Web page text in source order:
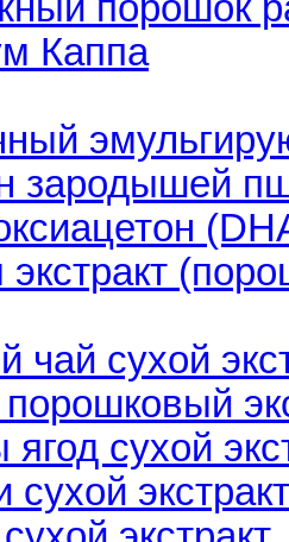
Каппа
зародышей
чай сухой
сухой
сухой экстракт